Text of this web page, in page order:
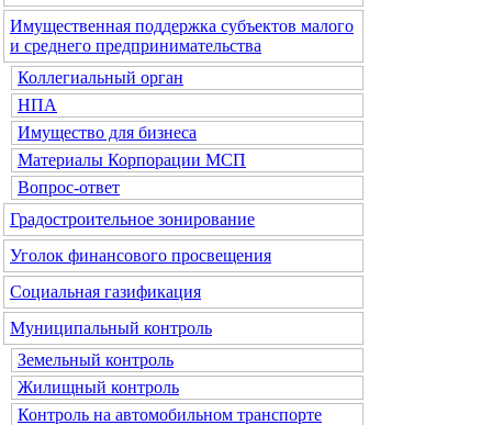
Имущественная поддержка субъектов малого
и среднего предпринимательства
Коллегиальный орган
НПА
Имущество для бизнеса
Материалы Корпорации МСП
Вопрос-ответ
Градостроительное зонирование
Уголок финансового просвещения
Социальная газификация
Муниципальный контроль
Земельный контроль
Жилищный контроль
Контроль на автомобильном транспорте